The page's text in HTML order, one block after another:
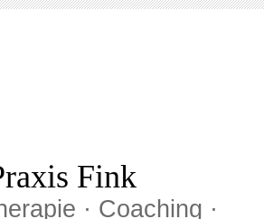
Fink
· Coaching ·